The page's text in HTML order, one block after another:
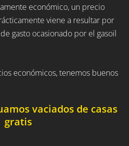
económico, un precio
viene a resultar por
gasto ocasionado por el gasoil
económicos, tenemos buenos
vaciados de casas
gratis